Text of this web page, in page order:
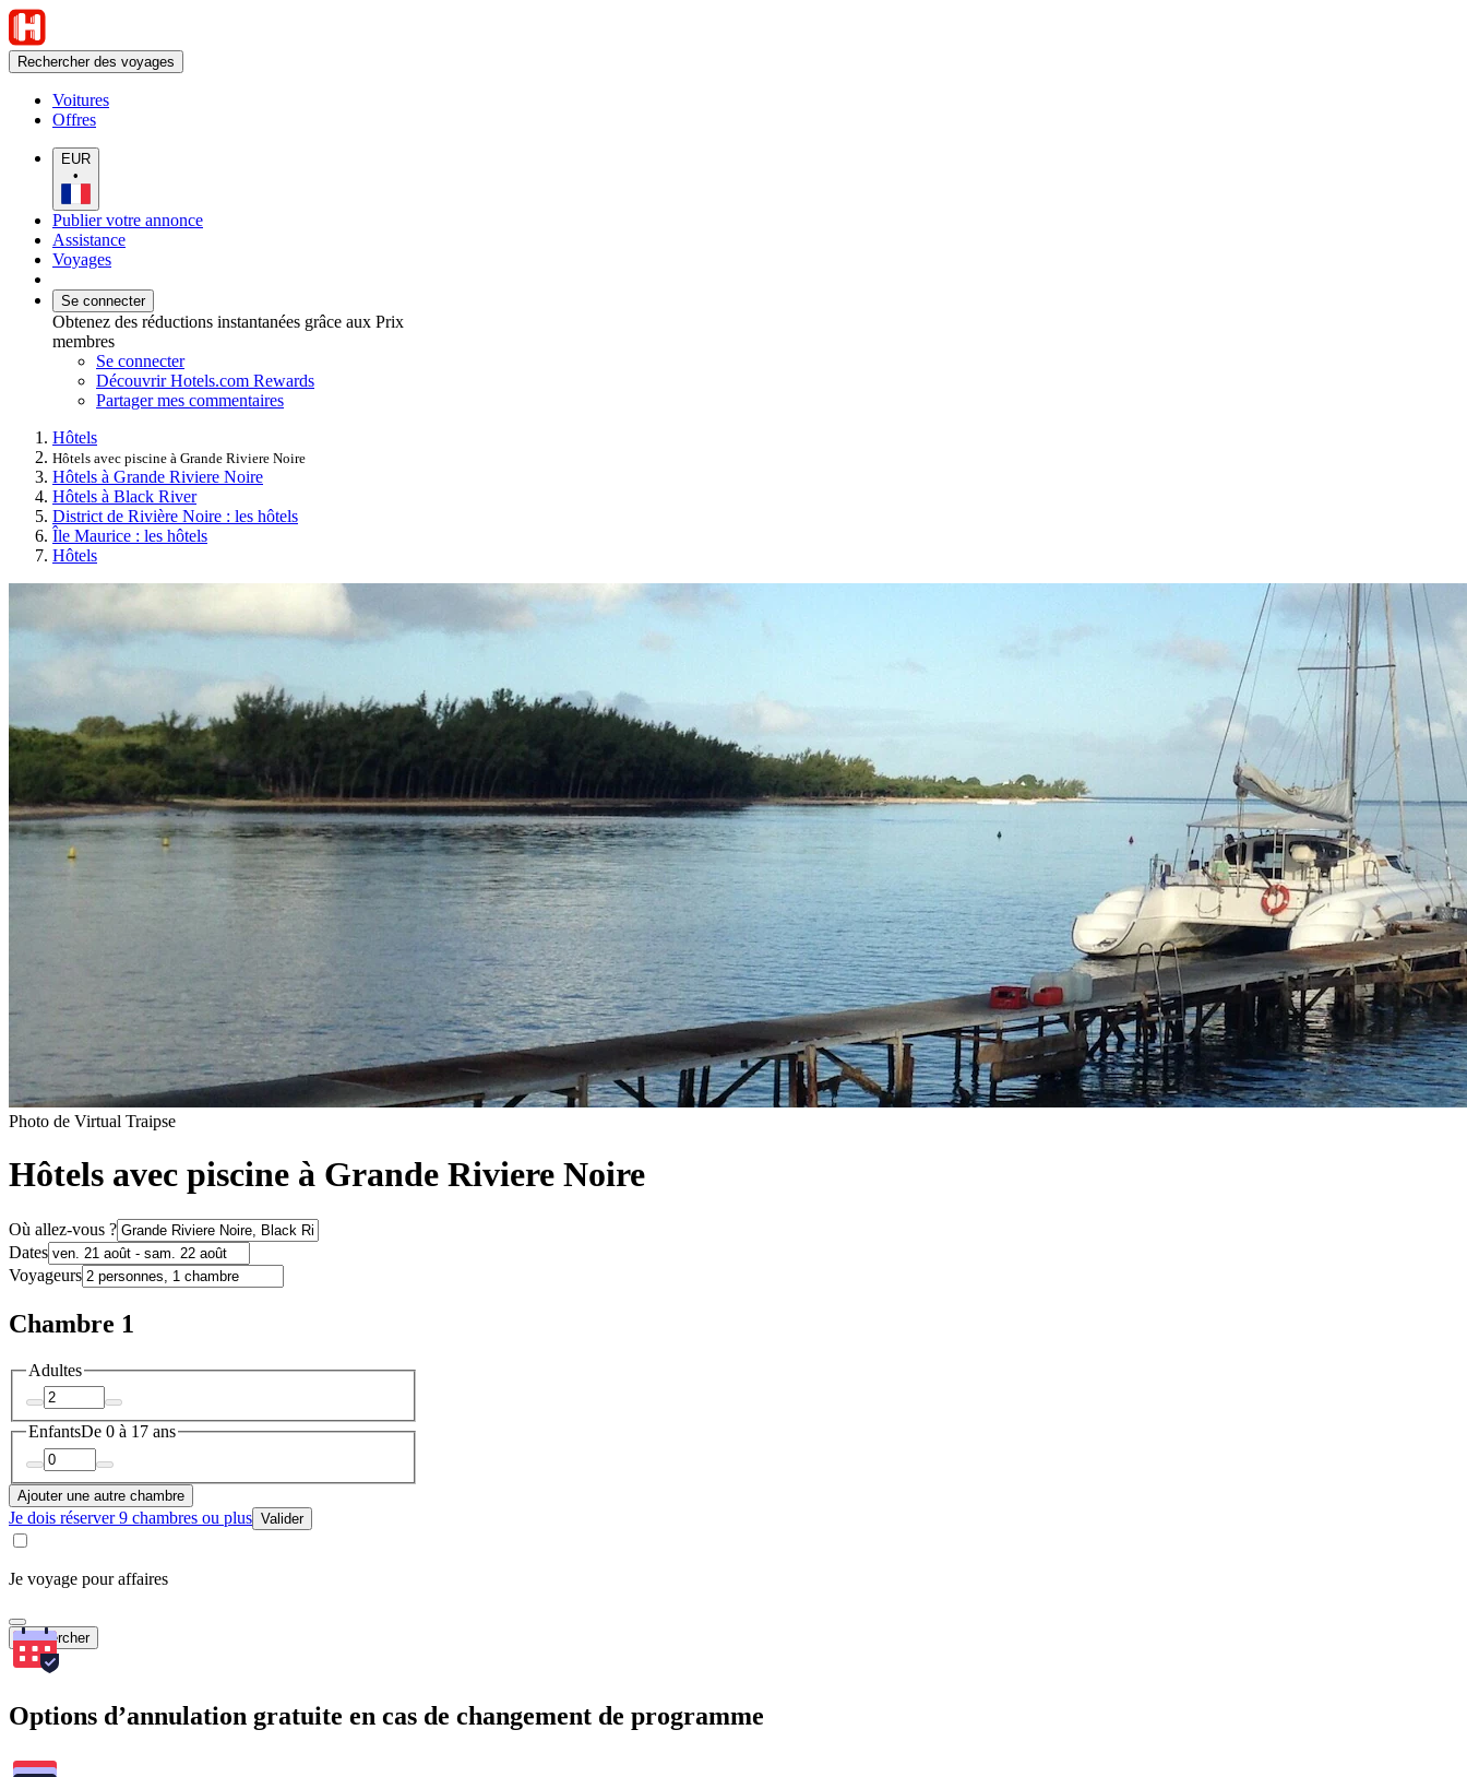
Rechercher des voyages
Voitures
Offres
EUR
•
Publier votre annonce
Assistance
Voyages
Se connecter
Obtenez des réductions instantanées grâce aux Prix
membres
Se connecter
Découvrir Hotels.com Rewards
Partager mes commentaires
Hôtels
Hôtels avec piscine à Grande Riviere Noire
Hôtels à Grande Riviere Noire
Hôtels à Black River
District de Rivière Noire : les hôtels
Île Maurice : les hôtels
Hôtels
Photo de Virtual Traipse
Hôtels avec piscine à Grande Riviere Noire
Où allez-vous ?
Dates
Voyageurs
Chambre 1
Adultes
EnfantsDe 0 à 17 ans
Ajouter une autre chambre
Je dois réserver 9 chambres ou plus Valider
Je voyage pour affaires
Rechercher
Options d’annulation gratuite en cas de changement de programme